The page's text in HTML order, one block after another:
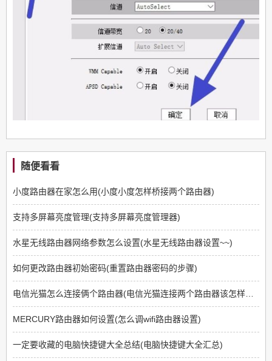
随便看看
小度路由器在家怎么用(小度小度怎样桥接两个路由器)
支持多屏幕亮度管理(支持多屏幕亮度管理器)
水星无线路由器网络参数怎么设置(水星无线路由器设置~~)
如何更改路由器初始密码(重置路由器密码的步骤)
MERCURY路由器如何设置(怎么调wifi路由器设置)
一定要收藏的电脑快捷键大全总结(电脑快捷键大全汇总)